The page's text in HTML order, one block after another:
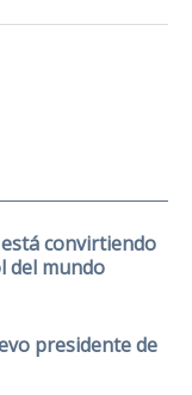
convirtiendo
del mundo
presidente de